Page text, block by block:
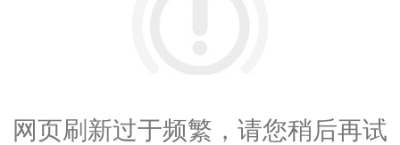
网页刷新过于频繁，请您稍后再试